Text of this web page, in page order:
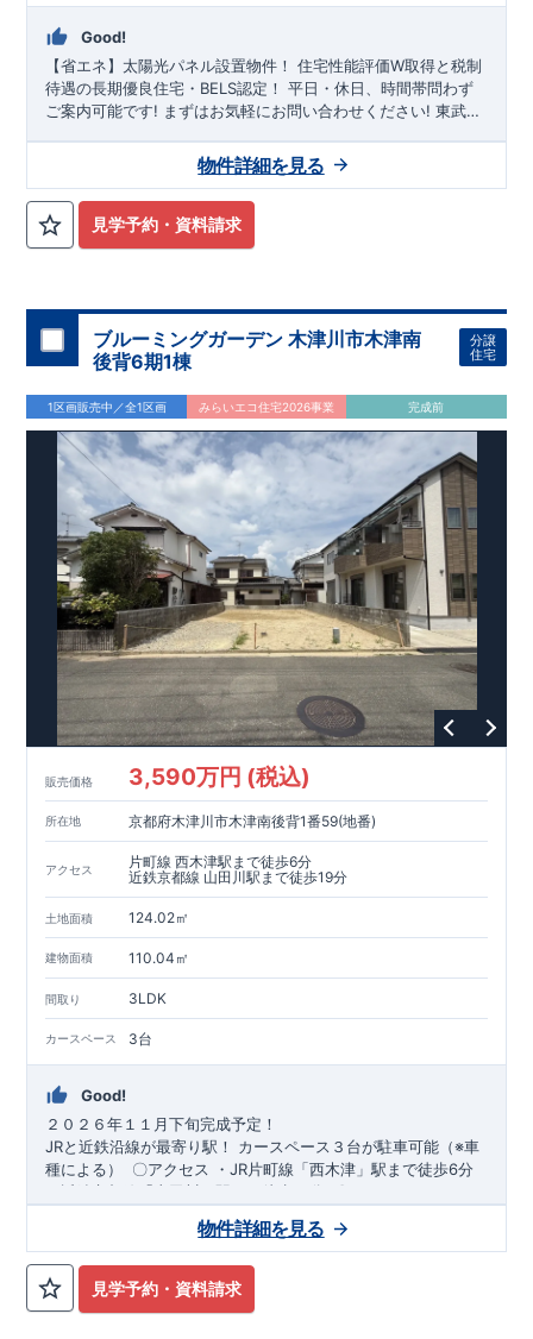
Good!
【省エネ】太陽光パネル設置物件！ 住宅性能評価W取得と税制
待遇の長期優良住宅・BELS認定！ 平日・休日、時間帯問わず
ご案内可能です! まずはお気軽にお問い合わせください! 東武日
歩32分! お子様の通学も安心です♪ 敷地は、
』（内1台軽自動車）! 小学校、幼稚園、保育園、
スーパー、コンビニ、病院、公園など
山あります！​・小型自転車やベビーカーなど小物類まで玄関が
スッキリ片付く『玄関土間収納』
◆便利な設備！ ・掃除に便利な『バルコニー水栓』 ・雨の日
でも洗濯物が干せる『室内物干』 ・梅雨時や花粉の時期のお洗
濯も安心『浴室乾燥暖房機』
見学予約・資料請求
物件詳細を見る
ブルーミングガーデン 木津川市木津南
後背6期1棟
分譲
住宅
1区画販売中／全1区画 みらいエコ住宅2026事業 完成前
販売価格 3,590万円 (税込)
所在地 京都府木津川市木津南後背1番59(地番)
アクセス
片町線 西木津駅まで徒歩6分
近鉄京都線 山田川駅まで徒歩19分
土地面積 124.02㎡
建物面積 110.04㎡
間取り 3LDK
カースペース 3台
Good!
２０２６年１１月下旬完成予定！
​JRと近鉄沿線が最寄り駅！
​カースペース３台が駐車可能（※車
種による）
​〇アクセス
・JR片町線「西木津」駅まで徒歩6分 ​
・近鉄京都線「山田川」駅まで徒歩19分
​〇ロケーション
津川市立相楽小学校まで徒歩11分 ​・木津川市立木津中学校まで
徒歩9分 ​・相楽保育園まで徒歩14分 ​・木津幼稚園まで徒歩14分
​・愛光こども園まで徒歩20分 ​・幼保連携型認定こども園木津さ
くらの森まで徒歩21分 ​ ​〇この物件のおすすめ
ザイン性に優れたワイド洗面台！ ​・ペニンシュラキッチンを採
スマートフォンで見やすい特設サイトはこちら
https://www.e-blooming.com/bukken/84975048/
見学予約・資料請求
物件詳細を見る